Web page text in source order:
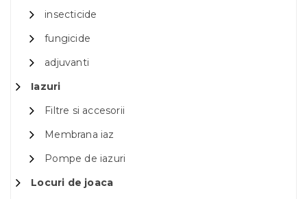
insecticide
fungicide
adjuvanti
Iazuri
Filtre si accesorii
Membrana iaz
Pompe de iazuri
Locuri de joaca